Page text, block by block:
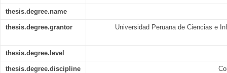
thesis.degree.name
thesis.degree.grantor Universidad Peruana de Ciencias e
thesis.degree.level
thesis.degree.discipline